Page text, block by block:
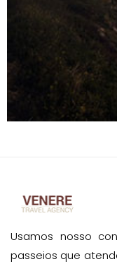
Usamos nosso
passeios que